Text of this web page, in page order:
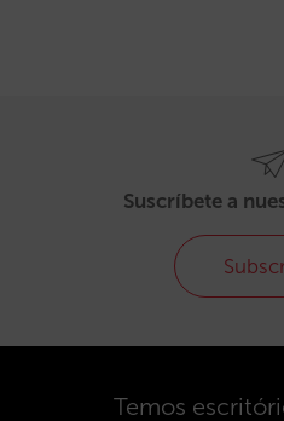
Suscríbete a
Temos